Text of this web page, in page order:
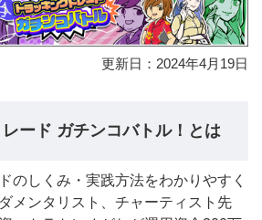
更新日： 2024年4月19日
レード ガチンコバトル！とは
のしくみ・実践方法をわかりやすく
メンタリスト、チャーティスト先